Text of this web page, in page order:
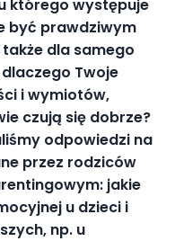
którego występuje
być prawdziwym
dla samego
Twoje
i wymiotów,
czują się dobrze?
odpowiedzi na
przez rodziców
jakie
u dzieci i
np. u